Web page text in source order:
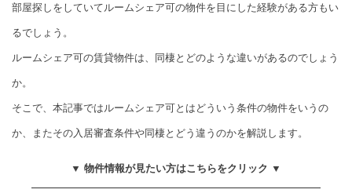
部屋探しをしていてルームシェア可の物件を目にした経験がある方もい
るでしょう。
ルームシェア可の賃貸物件は、同棲とどのような違いがあるのでしょう
か。
そこで、本記事ではルームシェア可とはどういう条件の物件をいうの
か、またその入居審査条件や同棲とどう違うのかを解説します。
▼ 物件情報が見たい方はこちらをクリック ▼